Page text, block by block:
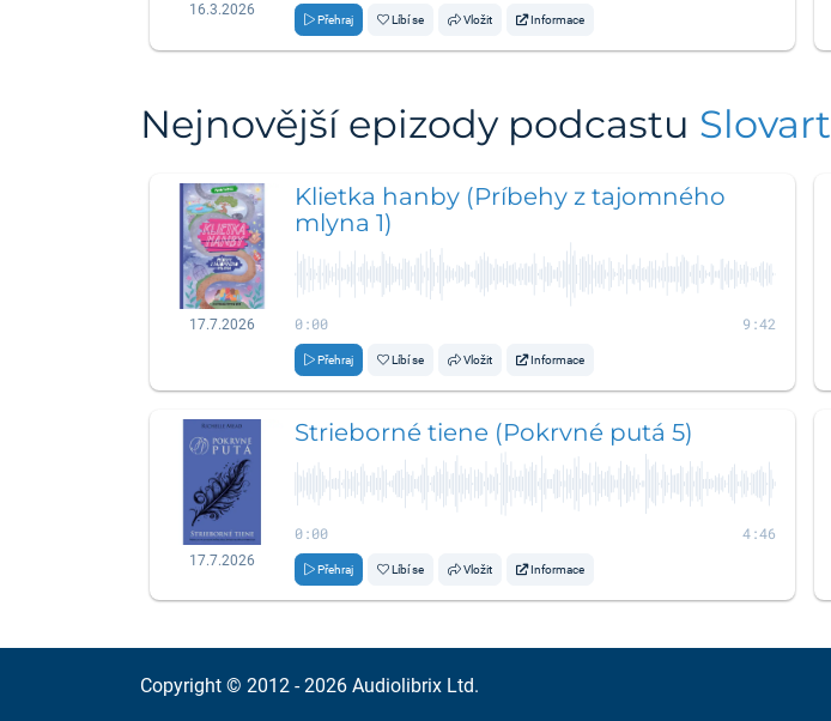
16.3.2026
Přehraj Líbí se Vložit Informace
Nejnovější epizody podcastu Slovart
17.7.2026
Klietka hanby (Príbehy z tajomného
mlyna 1)
0:00 9:42
Přehraj Líbí se Vložit Informace
17.7.2026
Strieborné tiene (Pokrvné putá 5)
0:00 4:46
Přehraj Líbí se Vložit Informace
Copyright © 2012 - 2026 Audiolibrix Ltd.